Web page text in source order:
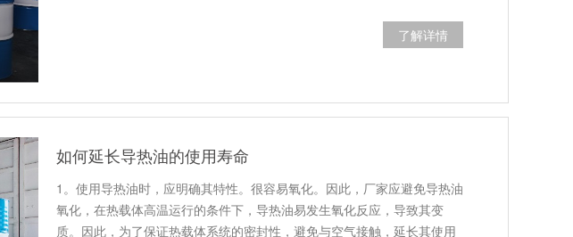
了解详情
如何延长导热油的使用寿命
1。使用导热油时，应明确其特性。很容易氧化。因此，厂家应避免导热油
氧化，在热载体高温运行的条件下，导热油易发生氧化反应，导致其变
质。因此，为了保证热载体系统的密封性，避免与空气接触，延长其使用